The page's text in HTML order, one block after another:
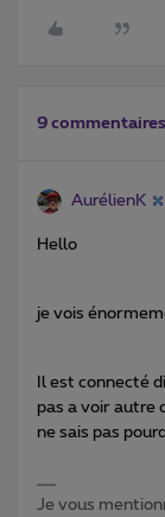
9 commentaires
AurélienK
Hello
je vois
Il est connecté
pas a voir autre
ne sais pas
Je vous